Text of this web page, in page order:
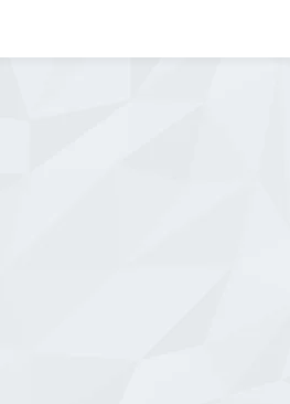
yaklaşıma olan bağlılığımızı